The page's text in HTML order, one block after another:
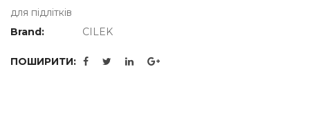
для підлітків
Brand:
CILEK
ПОШИРИТИ: